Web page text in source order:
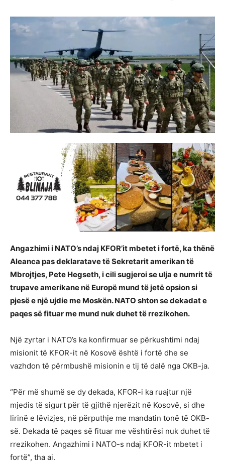
Angazhimi i NATO’s ndaj KFOR’it mbetet i fortë, ka thënë
Aleanca pas deklaratave të Sekretarit amerikan të
Mbrojtjes, Pete Hegseth, i cili sugjeroi se ulja e numrit të
trupave amerikane në Europë mund të jetë opsion si
pjesë e një ujdie me Moskën. NATO shton se dekadat e
paqes së fituar me mund nuk duhet të rrezikohen.
Një zyrtar i NATO’s ka konfirmuar se përkushtimi ndaj
misionit të KFOR-it në Kosovë është i fortë dhe se
vazhdon të përmbushë misionin e tij të dalë nga OKB-ja.
“Për më shumë se dy dekada, KFOR-i ka ruajtur një
mjedis të sigurt për të gjithë njerëzit në Kosovë, si dhe
lirinë e lëvizjes, në përputhje me mandatin tonë të OKB-
së. Dekada të paqes së fituar me vështirësi nuk duhet të
rrezikohen. Angazhimi i NATO-s ndaj KFOR-it mbetet i
fortë”, tha ai.